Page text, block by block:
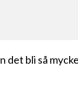
bli så